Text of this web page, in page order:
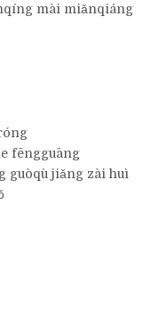
mài miǎnqiáng
fēngguāng
guòqù jiǎng zài huì